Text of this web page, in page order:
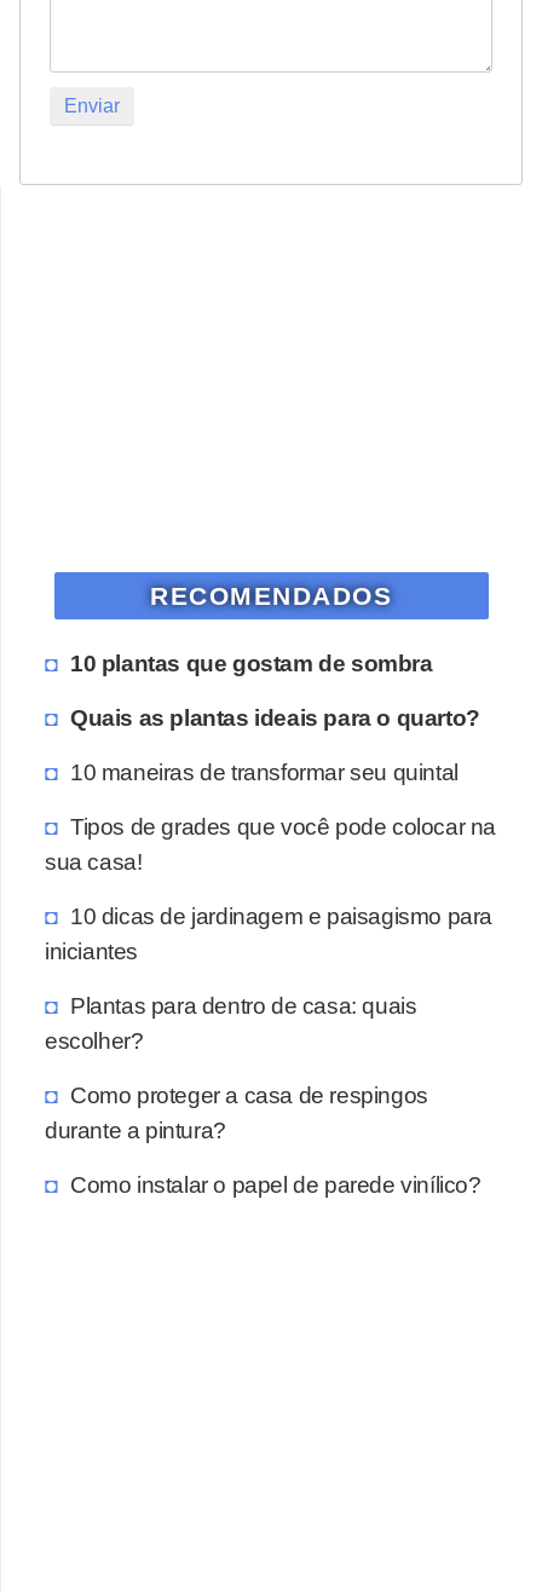
RECOMENDADOS
10 plantas que gostam de sombra
Quais as plantas ideais para o quarto?
10 maneiras de transformar seu quintal
Tipos de grades que você pode colocar na
sua casa!
10 dicas de jardinagem e paisagismo para
iniciantes
Plantas para dentro de casa: quais
escolher?
Como proteger a casa de respingos
durante a pintura?
Como instalar o papel de parede vinílico?